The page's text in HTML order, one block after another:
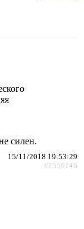
силен.
15/11/2018 19:53:29
#2559146